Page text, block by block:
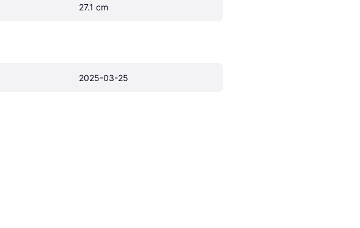
27.1 cm
2025-03-25